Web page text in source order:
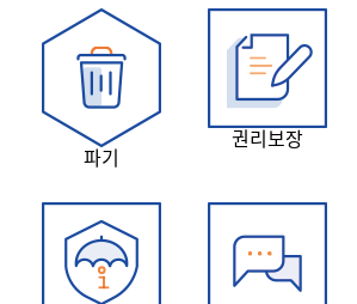
파기
권리보장